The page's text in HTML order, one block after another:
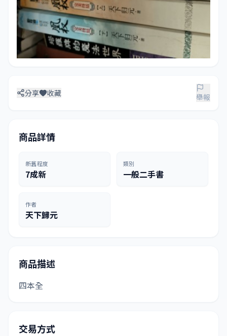
分享 收藏 舉報
商品詳情
新舊程度
7成新
類別
一般二手書
作者
天下歸元
商品描述
四本全
交易方式